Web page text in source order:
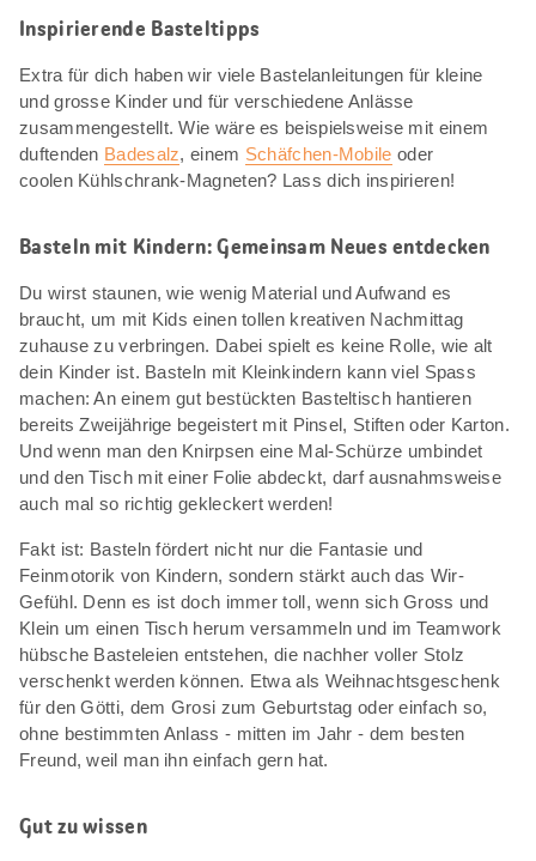
Inspirierende Basteltipps
Extra für dich haben wir viele Bastelanleitungen für kleine
und grosse Kinder und für verschiedene Anlässe
zusammengestellt. Wie wäre es beispielsweise mit einem
duftenden Badesalz, einem Schäfchen-Mobile oder
coolen Kühlschrank-Magneten? Lass dich inspirieren!
Basteln mit Kindern: Gemeinsam Neues entdecken
Du wirst staunen, wie wenig Material und Aufwand es
braucht, um mit Kids einen tollen kreativen Nachmittag
zuhause zu verbringen. Dabei spielt es keine Rolle, wie alt
dein Kinder ist. Basteln mit Kleinkindern kann viel Spass
machen: An einem gut bestückten Basteltisch hantieren
bereits Zweijährige begeistert mit Pinsel, Stiften oder Karton.
Und wenn man den Knirpsen eine Mal-Schürze umbindet
und den Tisch mit einer Folie abdeckt, darf ausnahmsweise
auch mal so richtig gekleckert werden!
Fakt ist: Basteln fördert nicht nur die Fantasie und
Feinmotorik von Kindern, sondern stärkt auch das Wir-
Gefühl. Denn es ist doch immer toll, wenn sich Gross und
Klein um einen Tisch herum versammeln und im Teamwork
hübsche Basteleien entstehen, die nachher voller Stolz
verschenkt werden können. Etwa als Weihnachtsgeschenk
für den Götti, dem Grosi zum Geburtstag oder einfach so,
ohne bestimmten Anlass - mitten im Jahr - dem besten
Freund, weil man ihn einfach gern hat.
Gut zu wissen